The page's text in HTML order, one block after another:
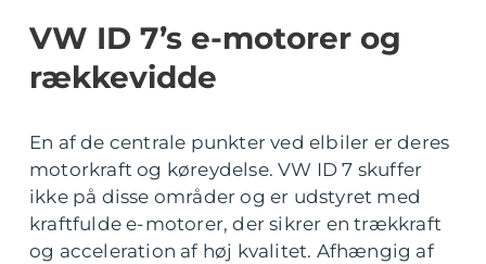
VW ID 7’s e-motorer og
rækkevidde
En af de centrale punkter ved elbiler er deres
motorkraft og køreydelse. VW ID 7 skuffer
ikke på disse områder og er udstyret med
kraftfulde e-motorer, der sikrer en trækkraft
og acceleration af høj kvalitet. Afhængig af